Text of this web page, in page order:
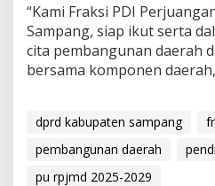
“Kami Fraksi PDI
Sampang, siap ikut serta
cita pembangunan daerah
bersama komponen
dprd kabupaten sampang
pembangunan daerah
pu rpjmd 2025-2029